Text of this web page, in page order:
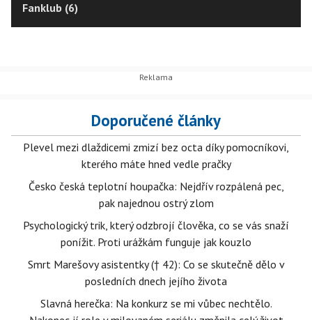
Fanklub (6)
Doporučené články
Plevel mezi dlaždicemi zmizí bez octa díky pomocníkovi,
kterého máte hned vedle pračky
Česko česká teplotní houpačka: Nejdřív rozpálená pec,
pak najednou ostrý zlom
Psychologický trik, který odzbrojí člověka, co se vás snaží
ponížit. Proti urážkám funguje jak kouzlo
Smrt Marešovy asistentky († 42): Co se skutečně dělo v
posledních dnech jejího života
Slavná herečka: Na konkurz se mi vůbec nechtělo.